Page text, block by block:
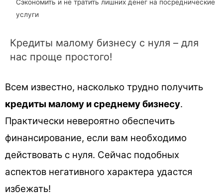
Сэкономить и не тратить лишних денег на посреднические
услуги
Кредиты малому бизнесу с нуля – для
нас проще простого!
Всем известно, насколько трудно получить
кредиты малому и среднему бизнесу.
Практически невероятно обеспечить
финансирование, если вам необходимо
действовать с нуля. Сейчас подобных
аспектов негативного характера удастся
избежать!